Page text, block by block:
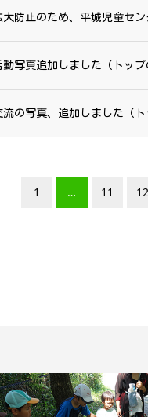
防止のため、平城児童セ
写真追加しました（トップ
の写真、追加しました（ト
1 … 11 12